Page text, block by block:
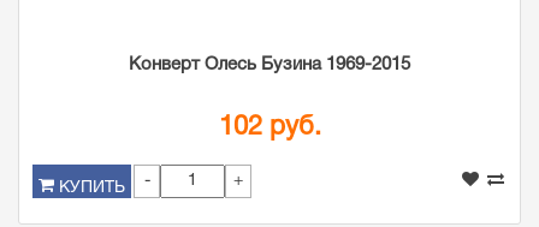
Конверт Олесь Бузина 1969-2015
102 руб.
КУПИТЬ - +